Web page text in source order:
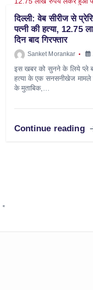
दिल्ली: वेब सीरीज से
पत्नी की हत्या, 12.75
दिन बाद गिरफ्तार
Sanket Morankar
इस खबर को सुनने के लिये प्ले
हत्या के एक सनसनीखेज मामले
के मुताबिक,…
Continue reading
*